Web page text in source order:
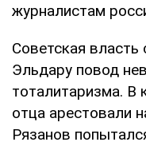
журналистам
Советская
Эльдару повод
тоталитаризма. В
отца арестовали
Рязанов